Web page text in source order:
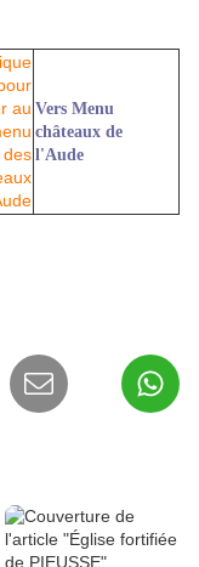
Vers Menu
châteaux de
l'Aude